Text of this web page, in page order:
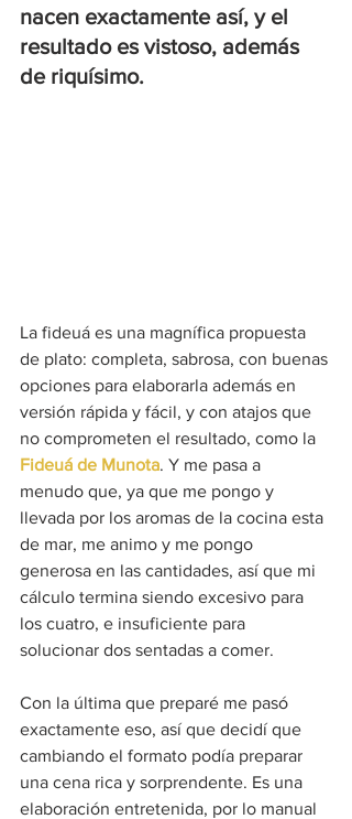
nacen exactamente así, y el
resultado es vistoso, además
de riquísimo.
La fideuá es una magnífica propuesta
de plato: completa, sabrosa, con buenas
opciones para elaborarla además en
versión rápida y fácil, y con atajos que
no comprometen el resultado, como la
Fideuá de Munota. Y me pasa a
menudo que, ya que me pongo y
llevada por los aromas de la cocina esta
de mar, me animo y me pongo
generosa en las cantidades, así que mi
cálculo termina siendo excesivo para
los cuatro, e insuficiente para
solucionar dos sentadas a comer.
Con la última que preparé me pasó
exactamente eso, así que decidí que
cambiando el formato podía preparar
una cena rica y sorprendente. Es una
elaboración entretenida, por lo manual